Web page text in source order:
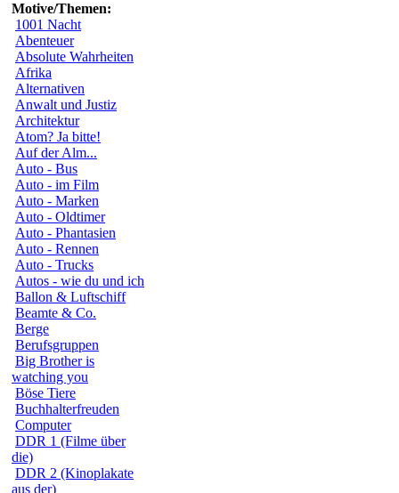
Motive/Themen:
1001 Nacht
Abenteuer
Absolute Wahrheiten
Afrika
Alternativen
Anwalt und Justiz
Architektur
Atom? Ja bitte!
Auf der Alm...
Auto - Bus
Auto - im Film
Auto - Marken
Auto - Oldtimer
Auto - Phantasien
Auto - Rennen
Auto - Trucks
Autos - wie du und ich
Ballon & Luftschiff
Beamte & Co.
Berge
Berufsgruppen
Big Brother is
watching you
Böse Tiere
Buchhalterfreuden
Computer
DDR 1 (Filme über
die)
DDR 2 (Kinoplakate
aus der)